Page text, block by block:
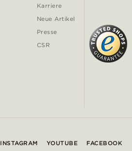
Karriere
Neue Artikel
Presse
CSR
INSTAGRAM YOUTUBE FACEBOOK